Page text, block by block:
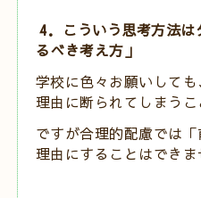
4．こういう思考方法
るべき考え方」
学校に色々お願いして
理由に断られてしまうこ
ですが合理的配慮では
理由にすることはできま